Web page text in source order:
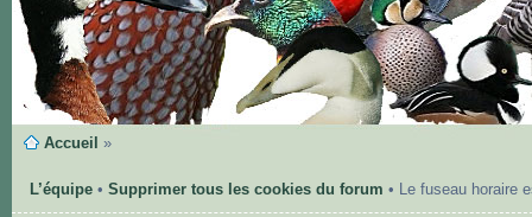
Accueil »
L’équipe• Supprimer tous les cookies du forum • Le fuseau horaire